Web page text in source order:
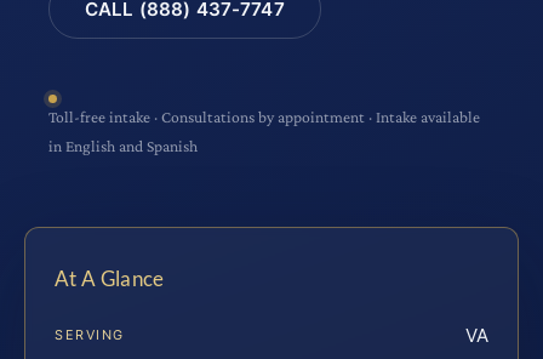
CALL (888) 437-7747
Toll-free intake · Consultations by appointment · Intake available
in English and Spanish
At A Glance
SERVING VA